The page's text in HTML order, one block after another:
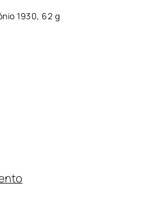
1930, 62 g